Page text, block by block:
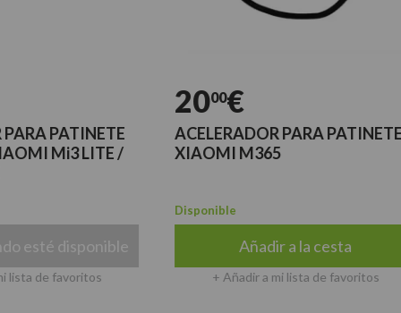
PATINETE
Mi3 LITE /
disponible
favoritos
00€
ACELERADOR PARA PATINETE
XIAOMI M365
Disponible
Añadir a la cesta
+ Añadir a mi lista de favoritos